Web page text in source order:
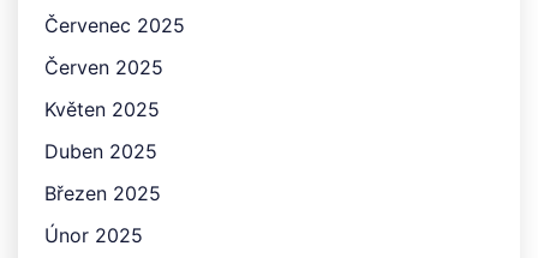
Červenec 2025
Červen 2025
Květen 2025
Duben 2025
Březen 2025
Únor 2025